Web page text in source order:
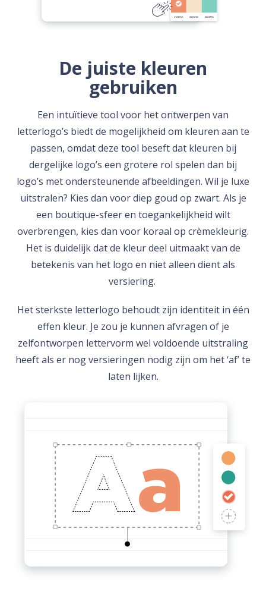
De juiste kleuren
gebruiken
Een intuïtieve tool voor het ontwerpen van
letterlogo’s biedt de mogelijkheid om kleuren aan te
passen, omdat deze tool beseft dat kleuren bij
dergelijke logo’s een grotere rol spelen dan bij
logo’s met ondersteunende afbeeldingen. Wil je luxe
uitstralen? Kies dan voor diep goud op zwart. Als je
een boutique-sfeer en toegankelijkheid wilt
overbrengen, kies dan voor koraal op crèmekleurig.
Het is duidelijk dat de kleur deel uitmaakt van de
betekenis van het logo en niet alleen dient als
versiering.
Het sterkste letterlogo behoudt zijn identiteit in één
effen kleur. Je zou je kunnen afvragen of je
zelfontworpen lettervorm wel voldoende uitstraling
heeft als er nog versieringen nodig zijn om het ‘af’ te
laten lijken.